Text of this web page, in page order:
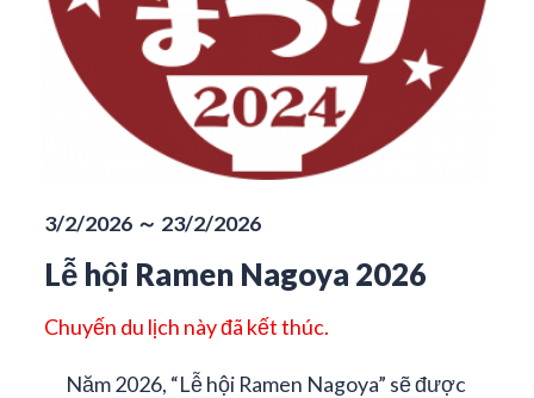
3/2/2026 ～ 23/2/2026
Lễ hội Ramen Nagoya 2026
Chuyến du lịch này đã kết thúc.
Năm 2026, “Lễ hội Ramen Nagoya” sẽ được